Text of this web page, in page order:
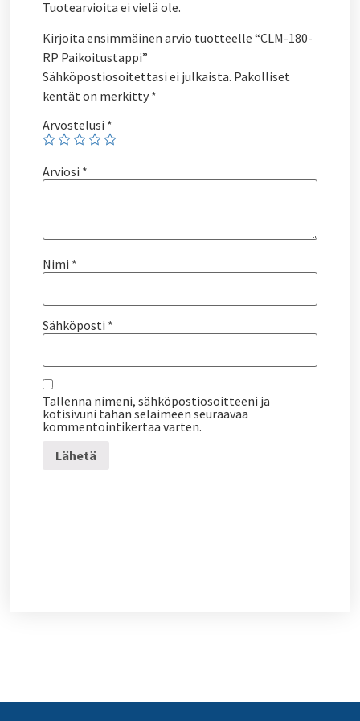
Tuotearvioita ei vielä ole.
Kirjoita ensimmäinen arvio tuotteelle “CLM-180-
RP Paikoitustappi”
Sähköpostiosoitettasi ei julkaista. Pakolliset
kentät on merkitty *
Arvostelusi *
Arviosi *
Nimi *
Sähköposti *
Tallenna nimeni, sähköpostiosoitteeni ja
kotisivuni tähän selaimeen seuraavaa
kommentointikertaa varten.